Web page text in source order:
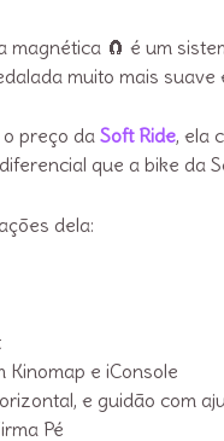
magnética 🧲 é um
muito mais suave
preço da Soft Ride, ela
que a bike da
dela:
Kinomap e iConsole
e guidão com
Pé